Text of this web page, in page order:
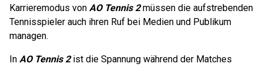
Karrieremodus von AO Tennis 2müssen die aufstrebenden
Tennisspieler auch ihren Ruf bei Medien und Publikum
managen.
In AO Tennis 2ist die Spannung während der Matches